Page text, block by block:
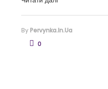
By Pervynka.in.ua
0